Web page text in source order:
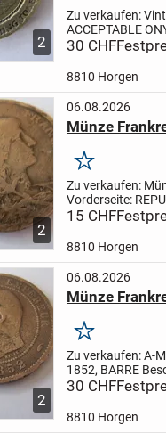
2
Zu verkaufen:
ACCEPTABLE
Zustand.
30 CHF
8810 Horgen
2
06.08.2026
Münze
Merken
Zu verkaufen:
Vorderseite:
LIBERTE,
15 CHF
8810 Horgen
2
06.08.2026
Münze
Merken
Zu verkaufen:A-
1852, BARRE
BARRE,
30 CHF
8810 Horgen